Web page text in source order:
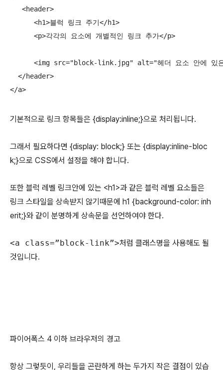
   <header>
      <h1>블럭 링크 주기</h1>
      <p>각각의 요소에 개별적인 링크 추가</p>
<img src="block-link.jpg" alt="헤더 요소 안에 있
  </header>
</a>
기본적으로 링크 항목들은 {display:inline;}으로 처리됩니다.
그래서 필요하다면 {display: block;} 또는 {display:inline-bloc
k;}으로 CSS에서 설정을 해야 합니다.
또한 블럭 레벨 링크안에 있는 <h1>과 같은 블럭 레벨 요소들은
링크 스타일을 상속받지 않기때문에 h1 {background-color: inh
erit;}와 같이 분명하게 상속문을 선언하여야 한다.
<a class=”block-link”>처럼 클래스명을 사용해도 될
것입니다.
파이어폭스 4 이하 브라우저의 경고
항상 그렇듯이, 우리들을 곤란하게 하는 두가지 작은 결점이 있습